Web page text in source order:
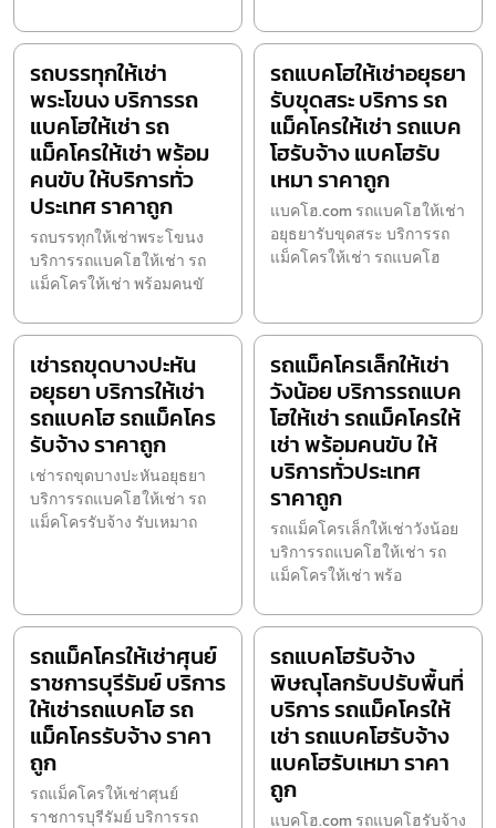
รถบรรทุกให้เช่า
พระโขนง บริการรถ
แบคโฮให้เช่า รถ
แม็คโครให้เช่า พร้อม
คนขับ ให้บริการทั่ว
ประเทศ ราคาถูก
รถบรรทุกให้เช่าพระโขนง
บริการรถแบคโฮให้เช่า รถ
แม็คโครให้เช่า พร้อมคนขั
รถแบคโฮให้เช่าอยุธยา
รับขุดสระ บริการ รถ
แม็คโครให้เช่า รถแบค
โฮรับจ้าง แบคโฮรับ
เหมา ราคาถูก
แบคโฮ.com รถแบคโฮให้เช่า
อยุธยารับขุดสระ บริการรถ
แม็คโครให้เช่า รถแบคโฮ
เช่ารถขุดบางปะหัน
อยุธยา บริการให้เช่า
รถแบคโฮ รถแม็คโคร
รับจ้าง ราคาถูก
เช่ารถขุดบางปะหันอยุธยา
บริการรถแบคโฮให้เช่า รถ
แม็คโครรับจ้าง รับเหมาถ
รถแม็คโครเล็กให้เช่า
วังน้อย บริการรถแบค
โฮให้เช่า รถแม็คโครให้
เช่า พร้อมคนขับ ให้
บริการทั่วประเทศ
ราคาถูก
รถแม็คโครเล็กให้เช่าวังน้อย
บริการรถแบคโฮให้เช่า รถ
แม็คโครให้เช่า พร้อ
รถแม็คโครให้เช่าศุนย์
ราชการบุรีรัมย์ บริการ
ให้เช่ารถแบคโฮ รถ
แม็คโครรับจ้าง ราคา
ถูก
รถแม็คโครให้เช่าศุนย์
ราชการบุรีรัมย์ บริการรถ
รถแบคโฮรับจ้าง
พิษณุโลกรับปรับพื้นที่
บริการ รถแม็คโครให้
เช่า รถแบคโฮรับจ้าง
แบคโฮรับเหมา ราคา
ถูก
แบคโฮ.com รถแบคโฮรับจ้าง